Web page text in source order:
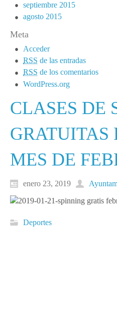
septiembre 2015
agosto 2015
Meta
Acceder
RSS de las entradas
RSS de los comentarios
WordPress.org
CLASES DE
GRATUITAS
MES DE
enero 23, 2019
Deportes